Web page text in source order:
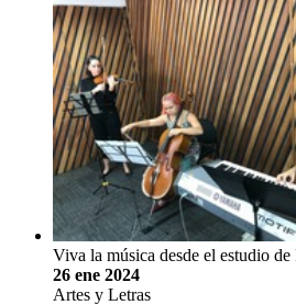
Viva la música desde el estudio
26 ene 2024
Artes y Letras